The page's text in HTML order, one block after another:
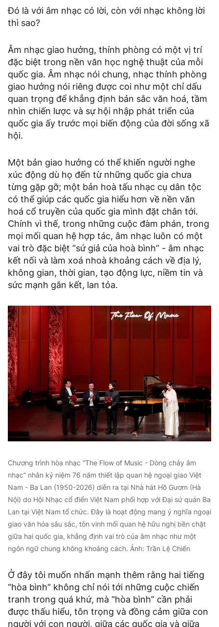
Đó là với âm nhạc có lời, còn với nhạc không lời
thì sao?
Âm nhạc giao hưởng, thính phòng có một vị trí
đặc biệt trong nền văn học nghệ thuật của mỗi
quốc gia. Âm nhạc nói chung, nhạc thính phòng
giao hưởng nói riêng được coi như một chỉ dấu
quan trọng để khẳng định bản sắc văn hoá, tầm
nhìn chiến lược và sự hội nhập phát triển của
quốc gia ấy trước mọi biến động của đời sống xã
hội.
Một bản giao hưởng có thể khiến người nghe
xúc động dù họ đến từ những quốc gia chưa
từng gặp gỡ; một bản hoà tấu nhạc cụ dân tộc
có thể giúp các quốc gia hiểu hơn về nền văn
hoá cổ truyền của quốc gia mình đặt chân tới.
Chính vì thế, trong những cuộc đàm phán, trong
mọi mối quan hệ hợp tác, âm nhạc luôn có một
vai trò đặc biệt “sứ giả của hoà bình” - âm nhạc
kết nối và làm xoá nhoà khoảng cách về địa lý,
không gian, thời gian, tạo động lực, niềm tin và
sức mạnh gắn kết, lan tỏa.
Chương trình hòa nhạc “The Flow of Music - Dòng chảy âm
nhạc” nhân kỷ niệm 76 năm thiết lập quan hệ ngoại giao Việt
Nam - Ba Lan (1950-2026) diễn ra tại Nhà hát Hồ Gươm (Hà
Nội) do Hội Nhạc cổ điển Việt Nam phối hợp với Đại sứ quán Ba
Lan tại Việt Nam tổ chức. Đây là hoạt động mang ý nghĩa ngoại
giao văn hóa sâu sắc, tôn vinh mối quan hệ hữu nghị bền chặt
giữa hai quốc gia, khẳng định vai trò của âm nhạc như một
ngôn ngữ chung không khoảng cách. Ảnh: Trần Lệ Chiến
Ở đây tôi muốn nhấn mạnh thêm rằng hai tiếng
“hòa bình” không chỉ nói tới những cuộc chiến
tranh trong quá khứ, mà “hòa bình” cần phải
được thấu hiểu, tôn trọng và đồng cảm giữa con
người với con người, giữa các quốc gia và giữa